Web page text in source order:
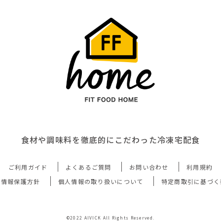
食材や調味料を徹底的にこだわった冷凍宅配食
ご利用ガイド よくあるご質問 お問い合わせ
利用規約
報保護方針
個人情報の取り扱いについて 特定商取引に基づ
©2022 AIVICK All Rights Reserved.